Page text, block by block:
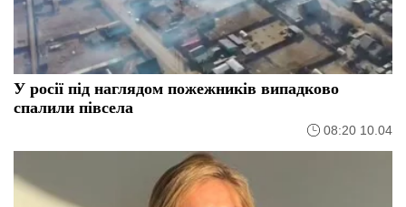
У росії під наглядом пожежників випадково
спалили півсела
08:20 10.04